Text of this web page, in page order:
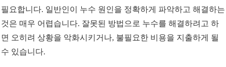
필요합니다. 일반인이 누수 원인을 정확하게 파악하고 해결하는
것은 매우 어렵습니다. 잘못된 방법으로 누수를 해결하려고 하
면 오히려 상황을 악화시키거나, 불필요한 비용을 지출하게 될
수 있습니다.